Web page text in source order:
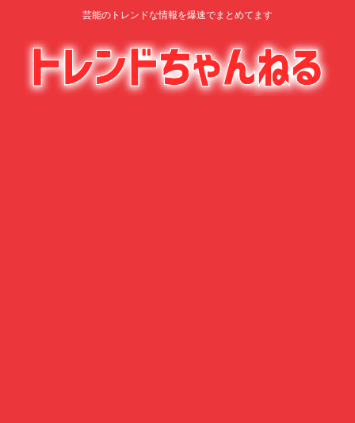
芸能のトレンドな情報を爆速でまとめてます